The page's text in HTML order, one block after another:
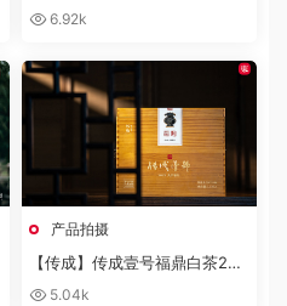
级白牡丹福鼎白茶产品拍摄
6.92k
产品拍摄
【传成】传成壹号福鼎白茶202
2头采白毫银针典藏箱装产品拍
5.04k